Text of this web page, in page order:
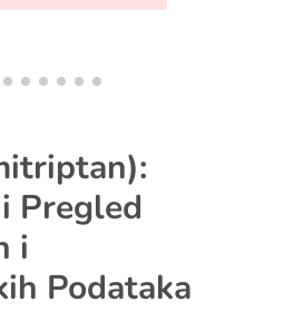
Pregled
i
Podataka